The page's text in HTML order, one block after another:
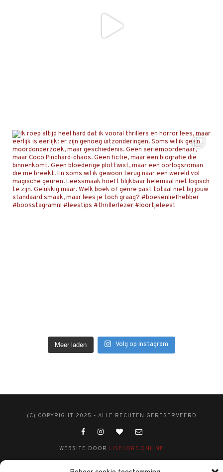
Meer laden Volg op Instagram
(C) COPYRIGHT 2025 - ALLE RECHTEN GERESERVEERD
WEBSITE DOOR LISELORE.ONLINE